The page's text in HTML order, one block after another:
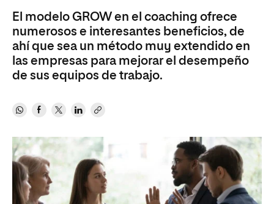
El modelo GROW en el coaching ofrece
numerosos e interesantes beneficios, de
ahí que sea un método muy extendido en
las empresas para mejorar el desempeño
de sus equipos de trabajo.